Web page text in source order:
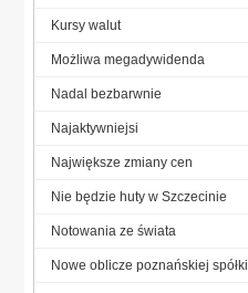
Kursy walut
Możliwa megadywidenda
Nadal bezbarwnie
Najaktywniejsi
Największe zmiany cen
Nie będzie huty w Szczecinie
Notowania ze świata
Nowe oblicze poznańskiej spółki